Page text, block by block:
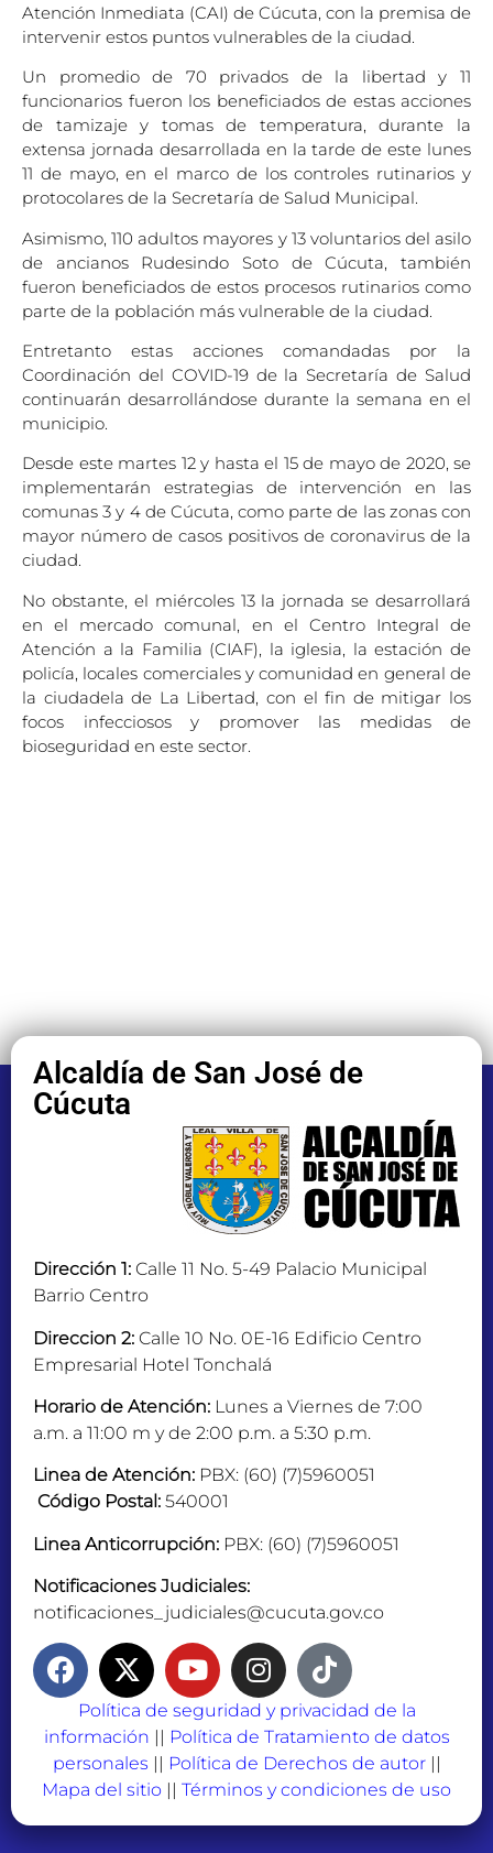
Atención Inmediata (CAI) de Cúcuta, con la premisa de
intervenir estos puntos vulnerables de la ciudad.
Un promedio de 70 privados de la libertad y 11
funcionarios fueron los beneficiados de estas acciones
de tamizaje y tomas de temperatura, durante la
extensa jornada desarrollada en la tarde de este lunes
11 de mayo, en el marco de los controles rutinarios y
protocolares de la Secretaría de Salud Municipal.
Asimismo, 110 adultos mayores y 13 voluntarios del asilo
de ancianos Rudesindo Soto de Cúcuta, también
fueron beneficiados de estos procesos rutinarios como
parte de la población más vulnerable de la ciudad.
Entretanto estas acciones comandadas por la
Coordinación del COVID-19 de la Secretaría de Salud
continuarán desarrollándose durante la semana en el
municipio.
Desde este martes 12 y hasta el 15 de mayo de 2020, se
implementarán estrategias de intervención en las
comunas 3 y 4 de Cúcuta, como parte de las zonas con
mayor número de casos positivos de coronavirus de la
ciudad.
No obstante, el miércoles 13 la jornada se desarrollará
en el mercado comunal, en el Centro Integral de
Atención a la Familia (CIAF), la iglesia, la estación de
policía, locales comerciales y comunidad en general de
la ciudadela de La Libertad, con el fin de mitigar los
focos infecciosos y promover las medidas de
bioseguridad en este sector.
Alcaldía de San José de
Cúcuta
Dirección 1: Calle 11 No. 5-49 Palacio Municipal
Barrio Centro
Direccion 2: Calle 10 No. 0E-16 Edificio Centro
Empresarial Hotel Tonchalá
Horario de Atención: Lunes a Viernes de 7:00
a.m. a 11:00 m y de 2:00 p.m. a 5:30 p.m.
Linea de Atención: PBX: (60) (7)5960051
Código Postal: 540001
Linea Anticorrupción: PBX: (60) (7)5960051
Notificaciones Judiciales:
notificaciones_judiciales@cucuta.gov.co
Política de seguridad y privacidad de la
información || Política de Tratamiento de datos
personales || Política de Derechos de autor||
Mapa del sitio || Términos y condiciones de uso